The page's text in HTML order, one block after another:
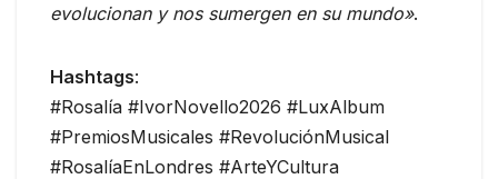
evolucionan y nos sumergen en su mundo».
Hashtags:
#Rosalía #IvorNovello2026 #LuxAlbum
#PremiosMusicales #RevoluciónMusical
#RosalíaEnLondres #ArteYCultura